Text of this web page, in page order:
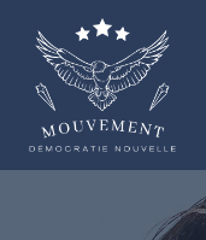
contenu